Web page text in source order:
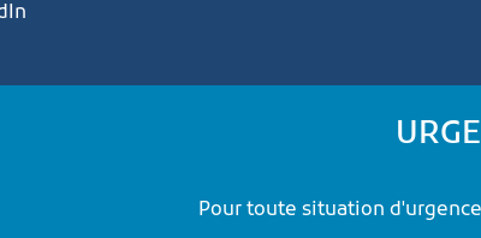
Pour toute situation